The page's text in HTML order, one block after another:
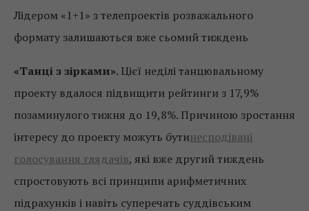
Лідером «1+1» з телепроектів розважального
формату залишаються вже сьомий тиждень
«Танці з зірками». Цієї неділі танцювальному
проекту вдалося підвищити рейтинги з 17,9%
позаминулого тижня до 19,8%. Причиною зростання
інтересу до проекту можуть бутинесподівані
голосування глядачів, які вже другий тиждень
спростовують всі принципи арифметичних
підрахунків і навіть суперечать суддівським